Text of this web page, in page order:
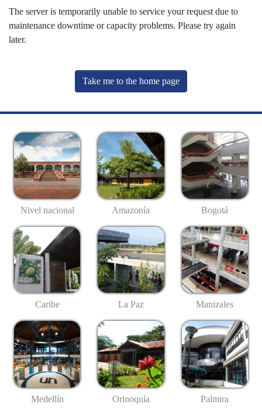
The server is temporarily unable to service your request due to
maintenance downtime or capacity problems. Please try again
later.
Take me to the home page
Nivel nacional Amazonía Bogotá
Caribe La Paz Manizales
Medellín Orinoquía Palmira